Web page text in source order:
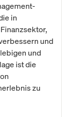
in
und
und
ist die
zu